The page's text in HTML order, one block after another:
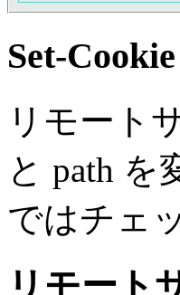
Set-
リモート
と path
ではチェ
リモート